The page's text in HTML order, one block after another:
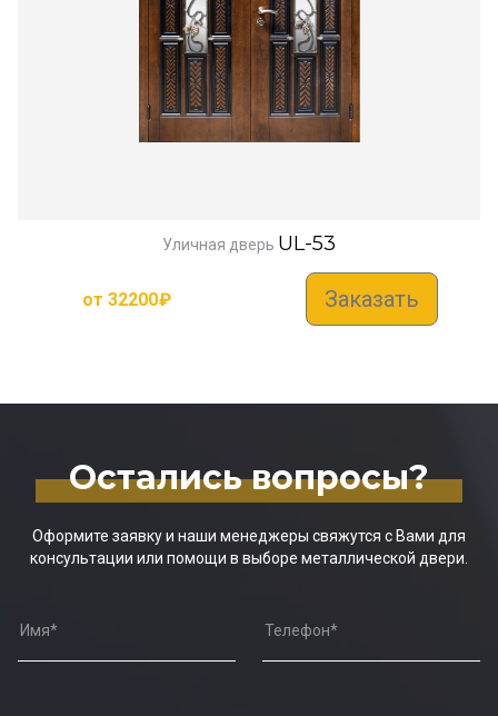
Уличная дверь UL-53
от 32200₽ Заказать
Остались вопросы?
Оформите заявку и наши менеджеры свяжутся с Вами для
консультации или помощи в выборе металлической двери.